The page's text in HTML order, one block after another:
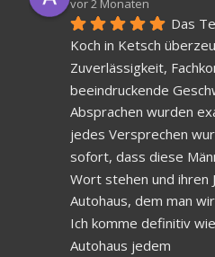
vor 2 Monaten
Das
Koch in Ketsch
Zuverlässigkeit,
beeindruckende
Absprachen wurden
jedes Versprechen
sofort, dass diese
Wort stehen und ihren
Autohaus, dem man
Ich komme definitiv
Autohaus jedem